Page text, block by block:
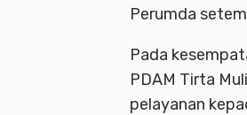
Perumda
Pada
PDAM Tirta
pelayanan